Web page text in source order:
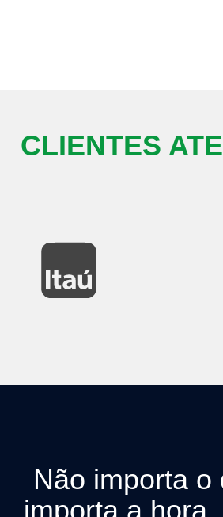
CLIENTES
Não importa o
importa a